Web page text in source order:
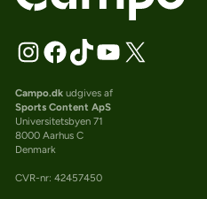
Campo.dkudgives af
Sports Content ApS
Universitetsbyen 71
8000 Aarhus C
Denmark
CVR-nr: 42457450